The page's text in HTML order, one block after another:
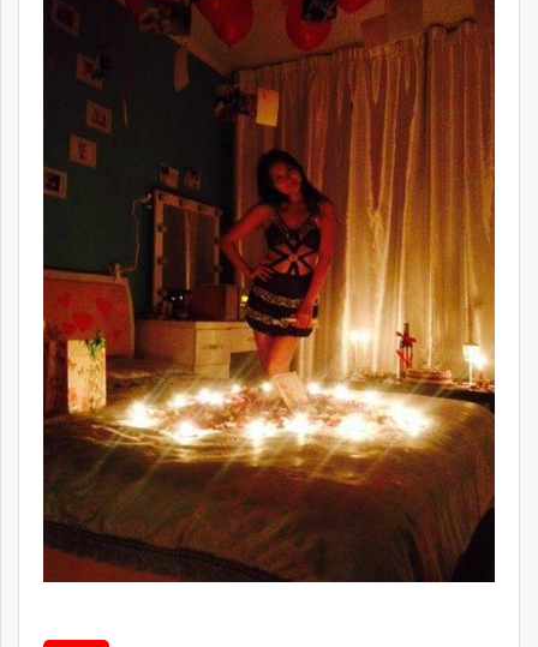
paparazzi.mn
unread.today